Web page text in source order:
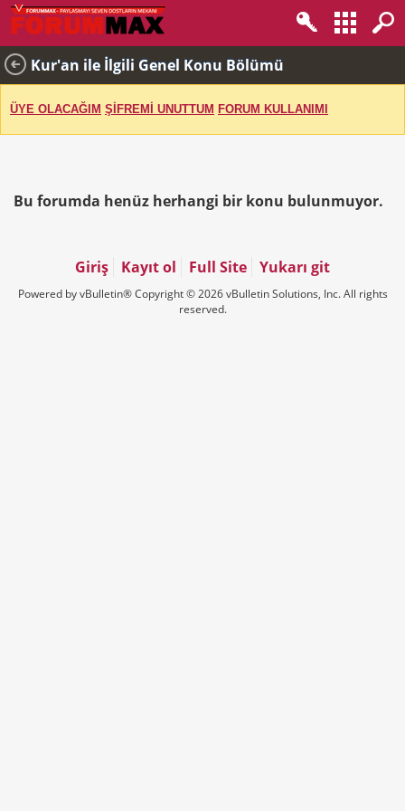
Kur'an ile İlgili Genel Konu Bölümü
ÜYE OLACAĞIM ŞİFREMİ UNUTTUM FORUM KULLANIMI
Bu forumda henüz herhangi bir konu bulunmuyor.
Giriş Kayıt ol Full Site Yukarı git
Powered by vBulletin® Copyright © 2026 vBulletin Solutions, Inc. All rights
reserved.